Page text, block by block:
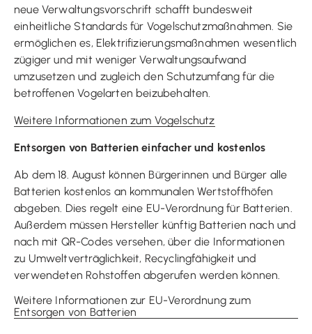
neue Verwaltungsvorschrift schafft bundesweit
einheitliche Standards für Vogelschutzmaßnahmen. Sie
ermöglichen es, Elektrifizierungsmaßnahmen wesentlich
zügiger und mit weniger Verwaltungsaufwand
umzusetzen und zugleich den Schutzumfang für die
betroffenen Vogelarten beizubehalten.
Weitere Informationen zum Vogelschutz
Entsorgen von Batterien einfacher und kostenlos
Ab dem 18. August können Bürgerinnen und Bürger alle
Batterien kostenlos an kommunalen Wertstoffhöfen
abgeben. Dies regelt eine EU-Verordnung für Batterien.
Außerdem müssen Hersteller künftig Batterien nach und
nach mit QR-Codes versehen, über die Informationen
zu Umweltverträglichkeit, Recyclingfähigkeit und
verwendeten Rohstoffen abgerufen werden können.
Weitere Informationen zur EU-Verordnung zum
Entsorgen von Batterien